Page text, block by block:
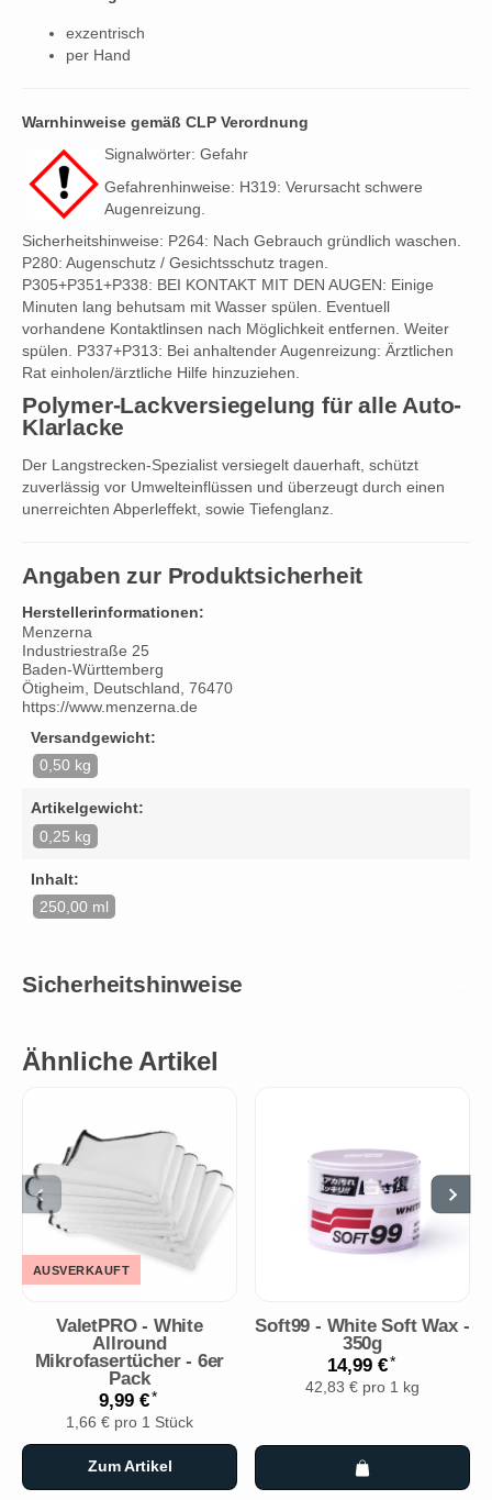
exzentrisch
per Hand
Warnhinweise gemäß CLP Verordnung
Signalwörter: Gefahr
Gefahrenhinweise: H319: Verursacht schwere
Augenreizung.
Sicherheitshinweise: P264: Nach Gebrauch gründlich waschen.
P280: Augenschutz / Gesichtsschutz tragen.
P305+P351+P338: BEI KONTAKT MIT DEN AUGEN: Einige
Minuten lang behutsam mit Wasser spülen. Eventuell
vorhandene Kontaktlinsen nach Möglichkeit entfernen. Weiter
spülen. P337+P313: Bei anhaltender Augenreizung: Ärztlichen
Rat einholen/ärztliche Hilfe hinzuziehen.
Polymer-Lackversiegelung für alle Auto-
Klarlacke
Der Langstrecken-Spezialist versiegelt dauerhaft, schützt
zuverlässig vor Umwelteinflüssen und überzeugt durch einen
unerreichten Abperleffekt, sowie Tiefenglanz.
Angaben zur Produktsicherheit
Herstellerinformationen:
Menzerna
Industriestraße 25
Baden-Württemberg
Ötigheim, Deutschland, 76470
https://www.menzerna.de
Versandgewicht:
0,50 kg
Artikelgewicht:
0,25 kg
Inhalt:
250,00 ml
Sicherheitshinweise
Ähnliche Artikel
AUSVERKAUFT
ValetPRO - White
Allround
Mikrofasertücher - 6er
Pack
9,99 €*
1,66 € pro 1 Stück
Zum Artikel
Soft99 - White Soft Wax -
350g
14,99 €*
42,83 € pro 1 kg